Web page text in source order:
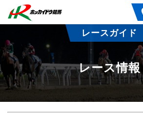
レースガイド
レース情報